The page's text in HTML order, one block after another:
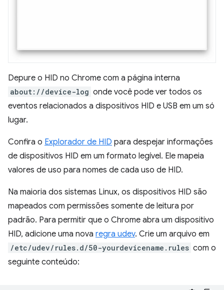
Depure o HID no Chrome com a página interna
about://device-log onde você pode ver todos os
eventos relacionados a dispositivos HID e USB em um só
lugar.
Confira o Explorador de HID para despejar informações
de dispositivos HID em um formato legível. Ele mapeia
valores de uso para nomes de cada uso de HID.
Na maioria dos sistemas Linux, os dispositivos HID são
mapeados com permissões somente de leitura por
padrão. Para permitir que o Chrome abra um dispositivo
HID, adicione uma nova regra udev. Crie um arquivo em
/etc/udev/rules.d/50-yourdevicename.rules com o
seguinte conteúdo: